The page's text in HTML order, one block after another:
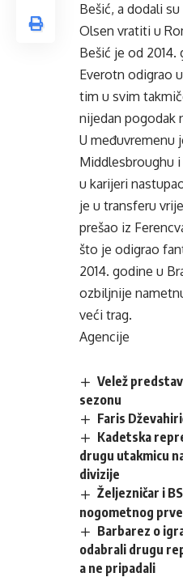
Bešić, a dodali
Olsen vratiti u
Bešić je od
Everotn odigrao
tim u svim
nijedan pogodak
U međuvremenu
Middlesbroughu
u karijeri
je u transferu
prešao iz
što je odigrao
2014. godine u
ozbiljnije
veći trag.
Agencije
Velež
sezonu
Faris
Kadetska
drugu utakmicu
divizije
Željezničar i
nogometnog
Barbarez o
odabrali drugu
a ne pripadali